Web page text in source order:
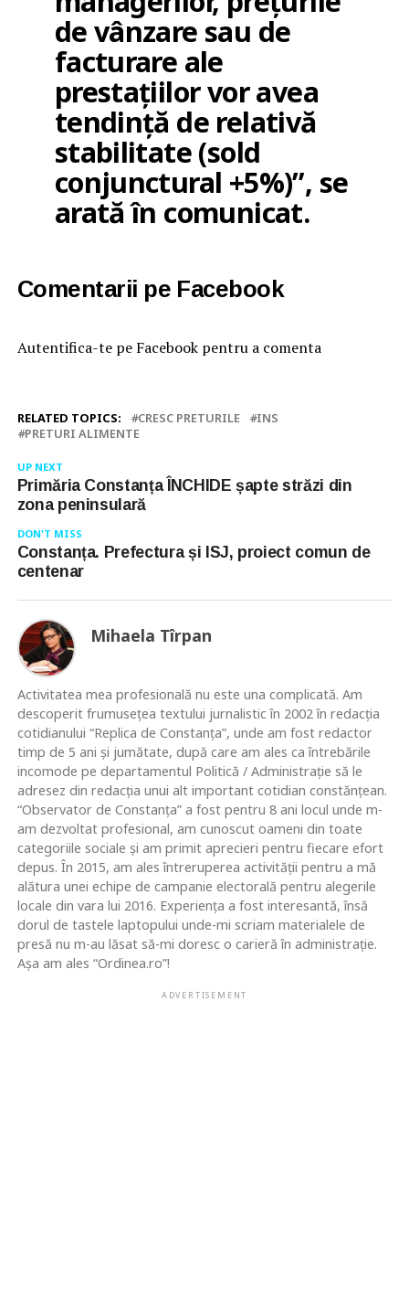
de vânzare sau de
facturare ale
prestaţiilor vor avea
tendinţă de relativă
stabilitate (sold
conjunctural +5%)”, se
arată în comunicat.
Comentarii pe Facebook
Autentifica-te pe Facebook pentru a comenta
RELATED TOPICS: CRESC PRETURILE
INS
PRETURI ALIMENTE
UP NEXT
Primăria Constanța ÎNCHIDE șapte străzi din
zona peninsulară
DON'T MISS
Constanța. Prefectura și ISJ, proiect comun de
centenar
Mihaela Tîrpan
Activitatea mea profesională nu este una complicată. Am
descoperit frumusețea textului jurnalistic în 2002 în redacția
cotidianului “Replica de Constanța”, unde am fost redactor
timp de 5 ani și jumătate, după care am ales ca întrebările
incomode pe departamentul Politică / Administrație să le
adresez din redacția unui alt important cotidian constănțean.
“Observator de Constanța” a fost pentru 8 ani locul unde m-
am dezvoltat profesional, am cunoscut oameni din toate
categoriile sociale și am primit aprecieri pentru fiecare efort
depus. În 2015, am ales întreruperea activității pentru a mă
alătura unei echipe de campanie electorală pentru alegerile
locale din vara lui 2016. Experiența a fost interesantă, însă
dorul de tastele laptopului unde-mi scriam materialele de
presă nu m-au lăsat să-mi doresc o carieră în administrație.
Așa am ales “Ordinea.ro”!
ADVERTISEMENT